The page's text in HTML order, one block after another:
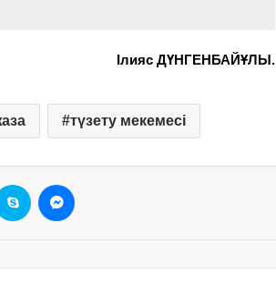
Ілияс ДҮНГЕНБАЙҰЛЫ.
түзету мекемесі